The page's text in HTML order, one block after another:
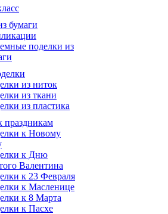
бумаги
поделки из
из ниток
из ткани
из пластика
праздникам
к Новому
к Дню
Валентина
к 23 Февраля
к Масленице
к 8 Марта
к Пасхе